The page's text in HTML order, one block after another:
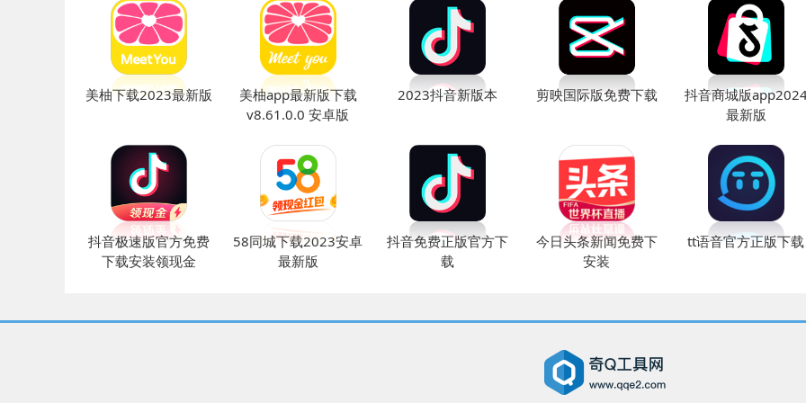
美柚下载2023最新版
美柚app最新版下载
v8.61.0.0 安卓版
2023抖音新版本 剪映国际版免费下载
抖音商城版
最新版
抖音极速版官方免费
下载安装领现金
58同城下载2023安卓
最新版
抖音免费正版官方下
载
今日头条新闻免费下
安装
tt语音官方正版下载